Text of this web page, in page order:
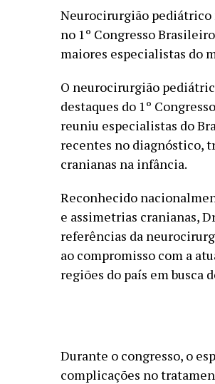
Neurocirurgião pediátrico
no 1º Congresso
maiores especialistas do
O neurocirurgião
destaques do 1º
reuniu especialistas do
recentes no diagnóstico,
cranianas na infância.
Reconhecido
e assimetrias cranianas,
referências da
ao compromisso com a
regiões do país em busca
Durante o congresso, o
complicações no